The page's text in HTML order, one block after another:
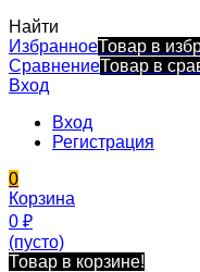
Найти
ИзбранноеТовар в
СравнениеТовар в
Вход
Вход
Регистрация
0
Корзина
0 ₽
(пусто)
Товар в корзине!